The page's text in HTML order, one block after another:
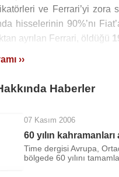
ve Ferrari’yi zora
hisselerinin 90%’nı
ayrılan Ferrari, öldüğü
1956 rarihinde
››
Haberler
07 Kasım 2006
60 yılın
Time dergisi Avrupa,
bölgede 60 yılını